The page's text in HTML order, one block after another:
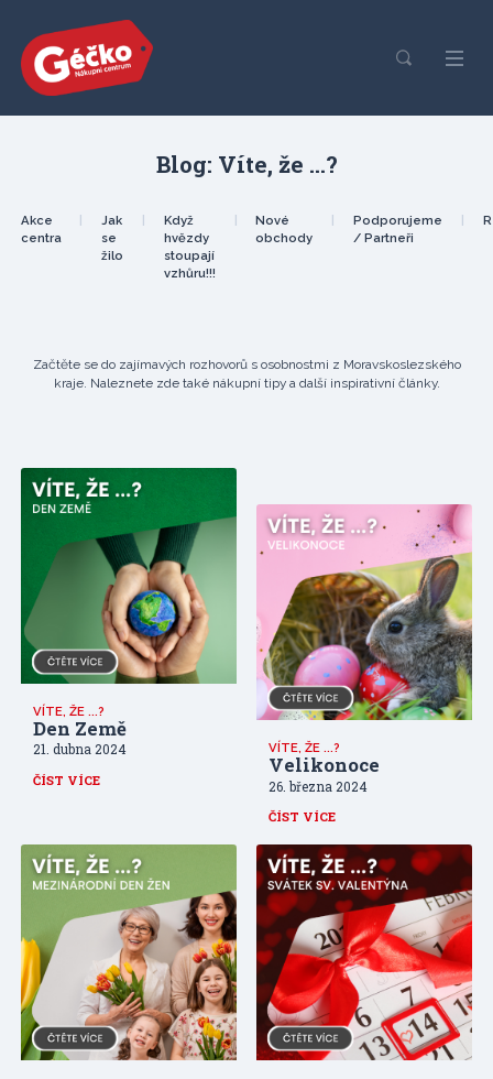
Blog: Víte, že ...?
Akce
centra
Jak
se
žilo
Když
hvězdy
stoupají
vzhůru!!!
Nové
obchody
Podporujeme
/ Partneři
Začtěte se do zajímavých rozhovorů s osobnostmi z Moravskoslezského
kraje. Naleznete zde také nákupní tipy a další inspirativní články.
VÍTE, ŽE ...?
Den Země
21. dubna 2024
ČÍST VÍCE
VÍTE, ŽE ...?
Velikonoce
26. března 2024
ČÍST VÍCE